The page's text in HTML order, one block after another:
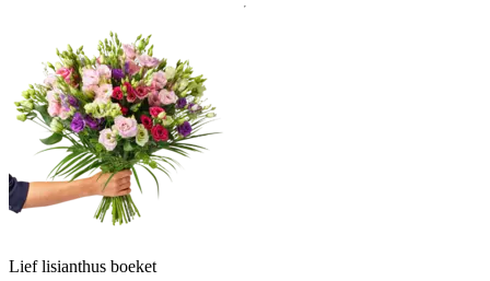
Lief lisianthus boeket